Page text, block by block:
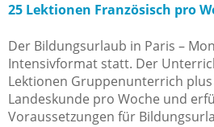
25 Lektionen Französisch pro
Der Bildungsurlaub in Paris –
Intensivformat statt. Der
Lektionen Gruppenunterrich
Landeskunde pro Woche und
Voraussetzungen für